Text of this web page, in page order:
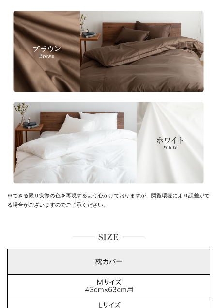
※できる限り実際の色を再現するよう心がけておりますが、 閲覧環境により誤差がで
る場合がございますのでご了承ください。
枕カバー